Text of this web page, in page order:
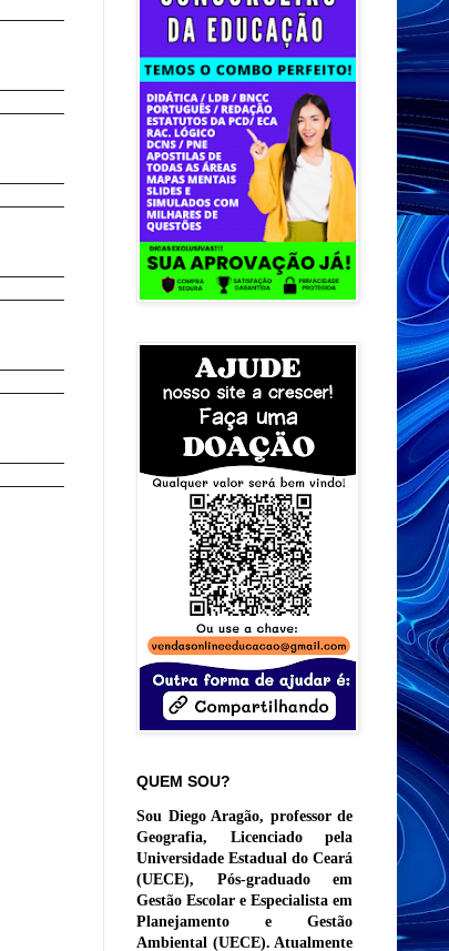
QUEM SOU?
Sou Diego Aragão, professor de
Geografia, Licenciado pela
Universidade Estadual do Ceará
(UECE), Pós-graduado em
Gestão Escolar e Especialista em
Planejamento e Gestão
Ambiental (UECE). Atualmente